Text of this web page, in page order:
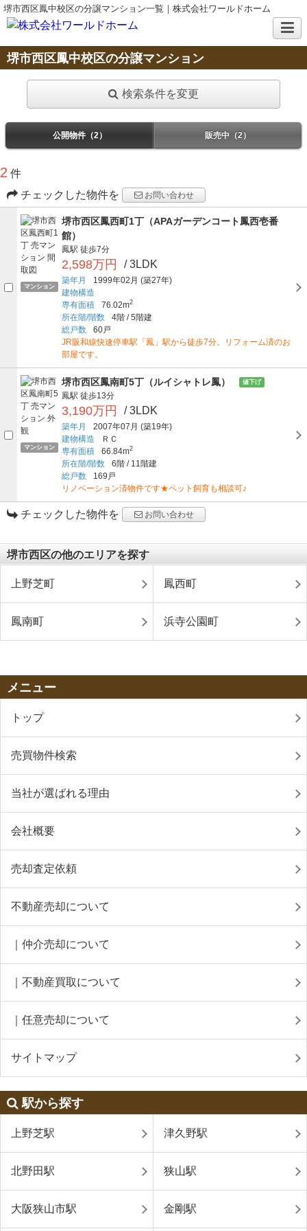
堺市西区鳳中校区の分譲マンション一覧｜株式会社ワールドホーム
堺市西区鳳中校区の分譲マンション
検索条件を変更
公開物件（2） 販売中（2）
2 件
チェックした物件を
お問い合わせ
マンション
堺市西区鳳西町1丁（APAガーデンコート鳳西壱番
館）
鳳駅 徒歩7分
2,598万円 / 3LDK
築年月 1999年02月 (築27年)
建物構造
専有面積
76.02m2
所在階/階数 4階 /5階建
総戸数
60戸
JR阪和線快速停車駅「鳳」駅から徒歩7分。リフォーム済のお
部屋です。
マンション
堺市西区鳳南町5丁（ルイシャトレ鳳） 値下げ
鳳駅 徒歩13分
3,190万円 / 3LDK
築年月 2007年07月 (築19年)
建物構造
ＲＣ
専有面積
66.84m2
所在階/階数 6階 /11階建
総戸数
169戸
リノベーション済物件です★ペット飼育も相談可♪
チェックした物件を お問い合わせ
堺市西区の他のエリアを探す
上野芝町 鳳西町
鳳南町 浜寺公園町
メニュー
トップ
売買物件検索
当社が選ばれる理由
会社概要
売却査定依頼
不動産売却について
｜仲介売却について
｜不動産買取について
｜任意売却について
サイトマップ
駅から探す
上野芝駅 津久野駅
北野田駅 狭山駅
大阪狭山市駅 金剛駅